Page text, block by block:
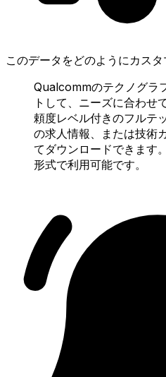
このデータをどのようにカス
Qualcommのテクノグラ
トして、ニーズに合わせ
頼度レベル付きのフルテ
の求人情報、または技術
てダウンロードできます
形式で利用可能です。